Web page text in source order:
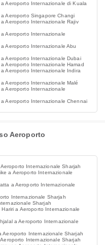
Aeroporto Internazionale di Kuala
Aeroporto Singapore Changi
Aeroporto Internazionale Rajiv
Aeroporto Internazionale
Aeroporto Internazionale Abu
Aeroporto Internazionale Dubai
Aeroporto Internazionale Hamad
Aeroporto Internazionale Indira
Aeroporto Internazionale Malé
Aeroporto Internazionale
Aeroporto Internazionale Chennai
Aeroporto
Internazionale Sharjah
a Aeroporto Internazionale
a Aeroporto Internazionale
Internazionale Sharjah
Sharjah
a Aeroporto Internazionale
a Aeroporto Internazionale
Aeroporto Internazionale Sharjah
Internazionale Sharjah